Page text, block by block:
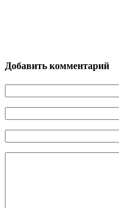
Добавить комментарий